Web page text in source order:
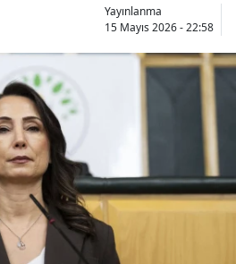
Yayınlanma
15 Mayıs 2026 - 22:58